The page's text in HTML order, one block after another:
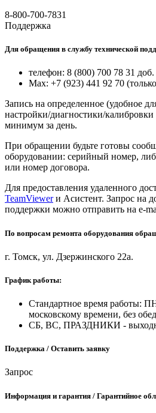
8-800-700-7831
Поддержка
Для обращения в службу технической
телефон: 8 (800) 700 78 31 доб.
Max: +7 (923) 441 92 70
Запись на определенное (удобное
настройки/диагностики/
минимум за день.
При обращении будьте готовы
оборудовании: серийный номер,
или номер договора.
Для предоставления удаленного
TeamViewerи Асистент. Запрос на
поддержки можно отправить на e-
По вопросам ремонта оборудования
г. Томск, ул. Дзержинского 22а.
График работы:
Стандартное время работы:
московскому времени, без
СБ, ВС, ПРАЗДНИКИ -
Поддержка / Оставить заявку
Запрос
Информация и гарантия / Гарантийное